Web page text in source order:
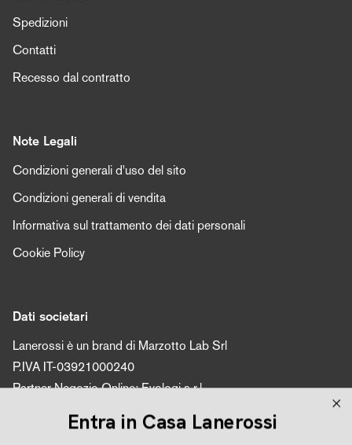
Spedizioni
Contatti
Recesso dal contratto
Note Legali
Condizioni generali d'uso del sito
Condizioni generali di vendita
Informativa sul trattamento dei dati personali
Cookie Policy
Dati societari
Lanerossi è un brand di Marzotto Lab Srl
P.IVA IT-03921000240
Partner Negozio Online: Evologi s.r.l.
Entra in Casa Lanerossi